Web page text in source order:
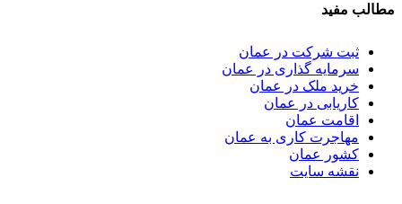
مطالب مفید
ثبت شرکت در عمان
سرمایه گذاری در عمان
خرید ملک در عمان
کاریابی در عمان
اقامت عمان
مهاجرت کاری به عمان
کشور عمان
نقشه سایت